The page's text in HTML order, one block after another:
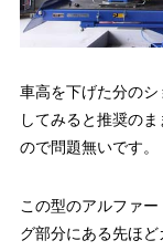
車高を下げた分の
してみると推奨の
ので問題無いです。
この型のアルファ
グ部分にある先ほ